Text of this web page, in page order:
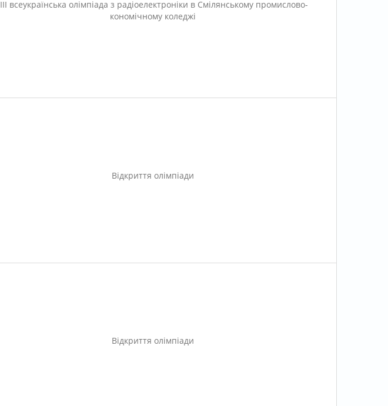
ІІІ всеукраїнська олімпіада з радіоелектроніки в Смілянському промислово-
кономічному коледжі
Відкриття олімпіади
Відкриття олімпіади